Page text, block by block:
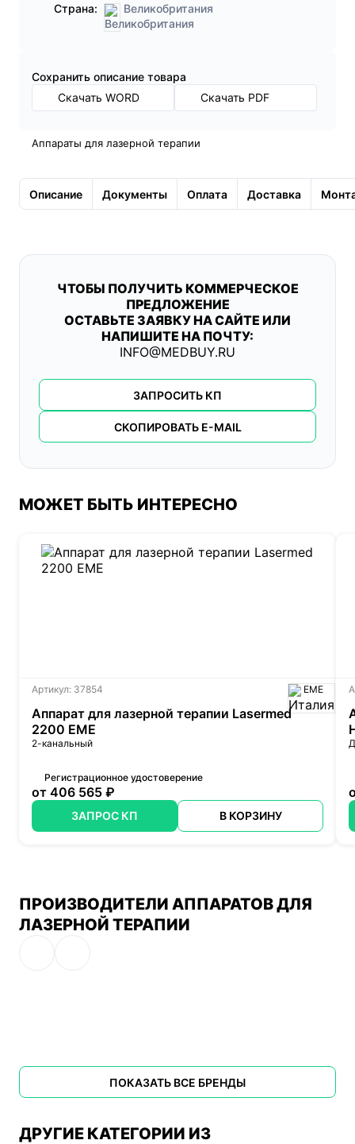
Страна:
Великобритания
Cохранить описание товара
Скачать WORD
Скачать PDF
Аппараты для лазерной терапии
Описание Документы Оплата Доставка
ЧТОБЫ ПОЛУЧИТЬ КОММЕРЧЕСКОЕ
ПРЕДЛОЖЕНИЕ
ОСТАВЬТЕ ЗАЯВКУ НА САЙТЕ ИЛИ
НАПИШИТЕ НА ПОЧТУ:
INFO@MEDBUY.RU
ЗАПРОСИТЬ КП
СКОПИРОВАТЬ E-MAIL
МОЖЕТ БЫТЬ ИНТЕРЕСНО
Артикул: 37854 EME
Аппарат для лазерной терапии Lasermed
2200 EME
2-канальный
Регистрационное удостоверение
от 406 565 ₽
ЗАПРОС КП В КОРЗИНУ
ПРОИЗВОДИТЕЛИ АППАРАТОВ ДЛЯ
ЛАЗЕРНОЙ ТЕРАПИИ
ПОКАЗАТЬ ВСЕ БРЕНДЫ
ДРУГИЕ КАТЕГОРИИ ИЗ